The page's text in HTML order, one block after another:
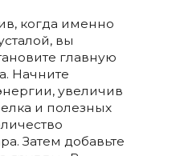
когда именно
вы
главную
Начните
увеличив
и полезных
Затем добавьте